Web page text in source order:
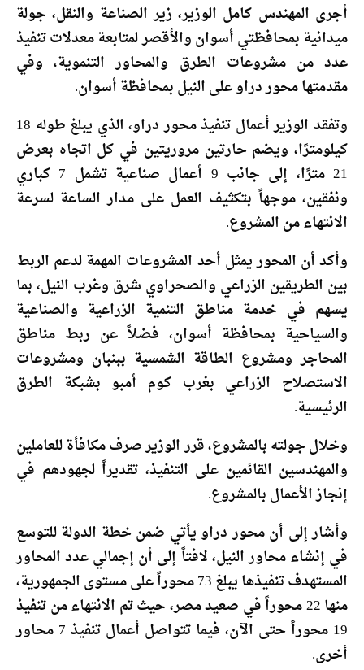
أجرى المهندس كامل الوزير، زير الصناعة والنقل، جولة
ميدانية بمحافظتي أسوان والأقصر لمتابعة معدلات تنفيذ
عدد من مشروعات الطرق والمحاور التنموية، وفي
مقدمتها محور دراو على النيل بمحافظة أسوان.
وتفقد الوزير أعمال تنفيذ محور دراو، الذي يبلغ طوله 18
كيلومترًا، ويضم حارتين مروريتين في كل اتجاه بعرض
21 مترًا، إلى جانب 9 أعمال صناعية تشمل 7 كباري
ونفقين، موجهاً بتكثيف العمل على مدار الساعة لسرعة
الانتهاء من المشروع.
وأكد أن المحور يمثل أحد المشروعات المهمة لدعم الربط
بين الطريقين الزراعي والصحراوي شرق وغرب النيل، بما
يسهم في خدمة مناطق التنمية الزراعية والصناعية
والسياحية بمحافظة أسوان، فضلاً عن ربط مناطق
المحاجر ومشروع الطاقة الشمسية ببنبان ومشروعات
الاستصلاح الزراعي بغرب كوم أمبو بشبكة الطرق
الرئيسية.
وخلال جولته بالمشروع، قرر الوزير صرف مكافأة للعاملين
والمهندسين القائمين على التنفيذ، تقديراً لجهودهم في
إنجاز الأعمال بالمشروع.
وأشار إلى أن محور دراو يأتي ضمن خطة الدولة للتوسع
في إنشاء محاور النيل، لافتاً إلى أن إجمالي عدد المحاور
المستهدف تنفيذها يبلغ 73 محوراً على مستوى الجمهورية،
منها 22 محوراً في صعيد مصر، حيث تم الانتهاء من تنفيذ
19 محوراً حتى الآن، فيما تتواصل أعمال تنفيذ 7 محاور
أخرى.